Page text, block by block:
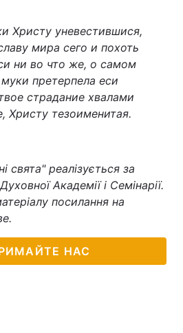
Христу уневестившися,
мира сего и похоть
ни во что же, о самом
претерпела еси
страдание хвалами
Христу тезоименитая.
свята" реалізується за
Академії і Семінарії.
посилання на
НАС